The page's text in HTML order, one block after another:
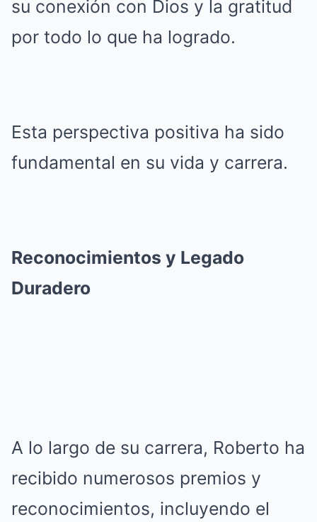
su conexión con Dios y la gratitud
por todo lo que ha logrado.
Esta perspectiva positiva ha sido
fundamental en su vida y carrera.
Reconocimientos y Legado
Duradero
A lo largo de su carrera, Roberto ha
recibido numerosos premios y
reconocimientos, incluyendo el